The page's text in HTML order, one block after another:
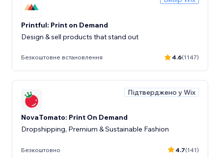
Printful: Print on Demand
Design & sell products that stand out
Безкоштовне встановлення 4.6(1147)
Підтверджено у Wix
NovaTomato: Print On Demand
Dropshipping, Premium & Sustainable Fashion
Безкоштовно 4.7(141)